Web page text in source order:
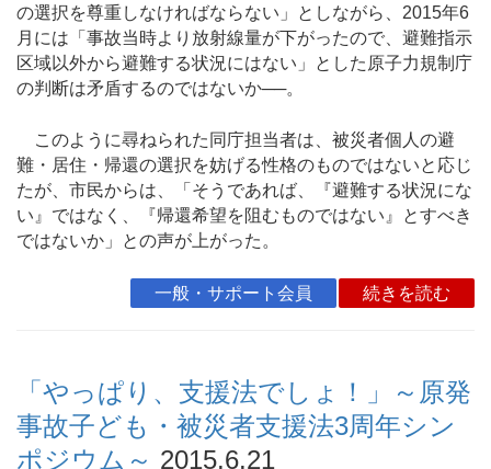
の選択を尊重しなければならない」としながら、2015年6
月には「事故当時より放射線量が下がったので、避難指示
区域以外から避難する状況にはない」とした原子力規制庁
の判断は矛盾するのではないか──。
このように尋ねられた同庁担当者は、被災者個人の避
難・居住・帰還の選択を妨げる性格のものではないと応じ
たが、市民からは、「そうであれば、『避難する状況にな
い』ではなく、『帰還希望を阻むものではない』とすべき
ではないか」との声が上がった。
一般・サポート会員 続きを読む
「やっぱり、支援法でしょ！」～原発
事故子ども・被災者支援法3周年シン
ポジウム～ 2015.6.21